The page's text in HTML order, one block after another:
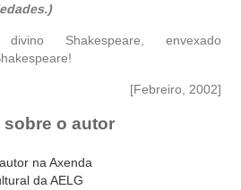
Shakespeare, envexado
[Febreiro, 2002]
sobre o autor
na Axenda
da AELG